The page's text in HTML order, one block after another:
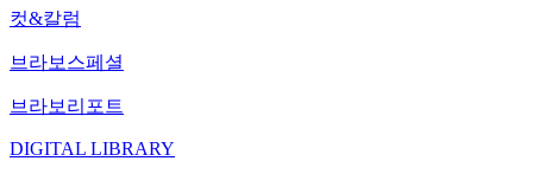
컷&칼럼
브라보스페셜
브라보리포트
DIGITAL LIBRARY